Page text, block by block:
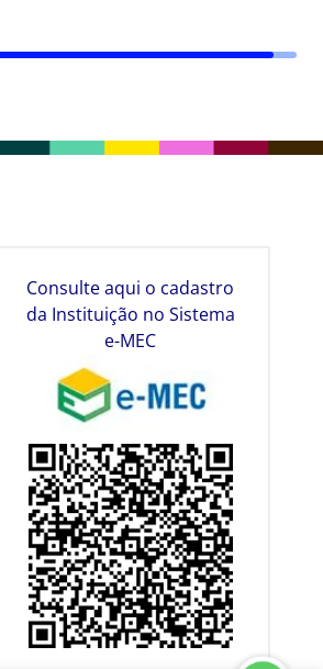
Consulte aqui o cadastro
da Instituição no Sistema
e-MEC